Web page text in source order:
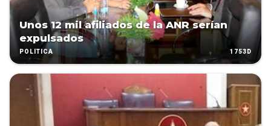
Unos 12 mil afiliados de la ANR serían
expulsados
POLÍTICA 1753D